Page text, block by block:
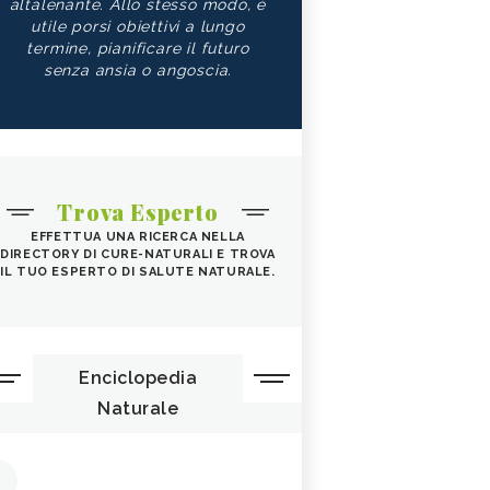
altalenante. Allo stesso modo, è
utile porsi obiettivi a lungo
termine, pianificare il futuro
senza ansia o angoscia.
Trova Esperto
EFFETTUA UNA RICERCA NELLA
DIRECTORY DI CURE-NATURALI E TROVA
IL TUO ESPERTO DI SALUTE NATURALE.
Enciclopedia
Naturale